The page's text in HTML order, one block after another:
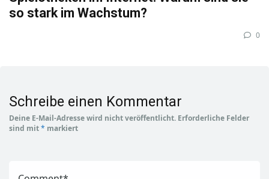
so stark im Wachstum?
0
Schreibe einen Kommentar
Deine E-Mail-Adresse wird nicht veröffentlicht. Erforderliche Felder
sind mit* markiert